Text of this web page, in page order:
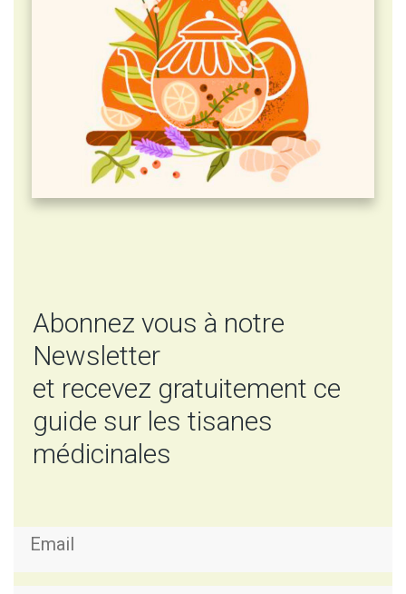
Abonnez vous à notre
Newsletter
et recevez gratuitement ce
guide sur les tisanes
médicinales